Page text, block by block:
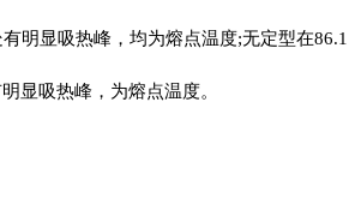
明显吸热峰，均为熔点温度;无定型在86.1
显吸热峰，为熔点温度。